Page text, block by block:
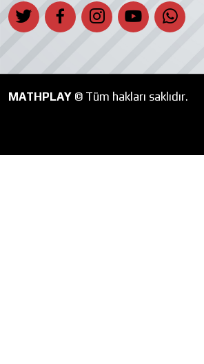
MATHPLAY © Tüm hakları saklıdır.